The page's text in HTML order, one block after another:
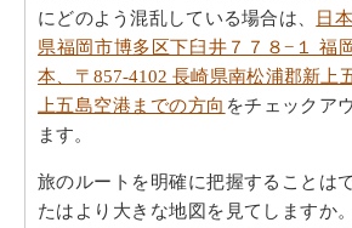
にどのよう混乱している場合は、
日
県福岡市博多区下臼井７７８−１ 福
本、〒857-4102 長崎県南松浦郡新上
上五島空港までの方向 をチェックア
ます。
旅のルートを明確に把握することは
たはより大きな地図を見てしますか